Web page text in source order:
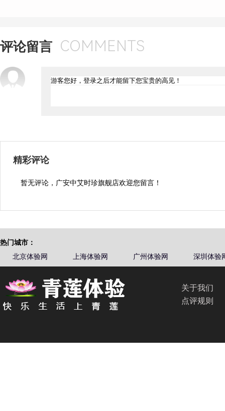
评论留言 COMMENTS
精彩评论
暂无评论，广安中艾时珍旗舰店欢迎您留言！
热门城市：
北京体验网
上海体验网 广州体验网 深圳体验
关于我们
点评规则